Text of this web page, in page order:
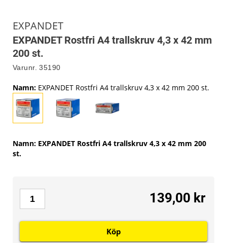
EXPANDET
EXPANDET Rostfri A4 trallskruv 4,3 x 42 mm
200 st.
Varunr. 35190
Namn: EXPANDET Rostfri A4 trallskruv 4,3 x 42 mm 200 st.
Namn: EXPANDET Rostfri A4 trallskruv 4,3 x 42 mm 200
st.
139,00 kr
Köp